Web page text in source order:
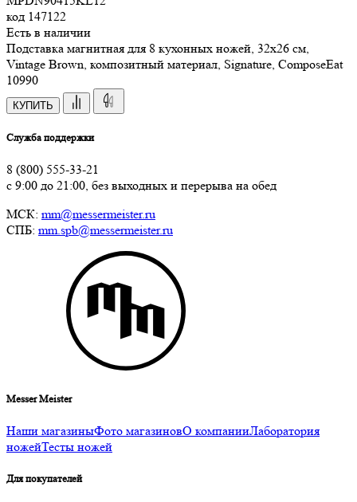
код 147122
Есть в наличии
Подставка магнитная для 8 кухонных ножей, 32х26 см,
Vintage Brown, композитный материал, Signature, ComposeEat
10990
КУПИТЬ
Служба поддержки
8 (800) 555-33-21
с 9:00 до 21:00, без выходных и перерыва на обед
МСК: mm@messermeister.ru
СПБ: mm.spb@messermeister.ru
Messer Meister
Наши магазиныФото магазиновО компанииЛаборатория
ножейТесты ножей
Для покупателей